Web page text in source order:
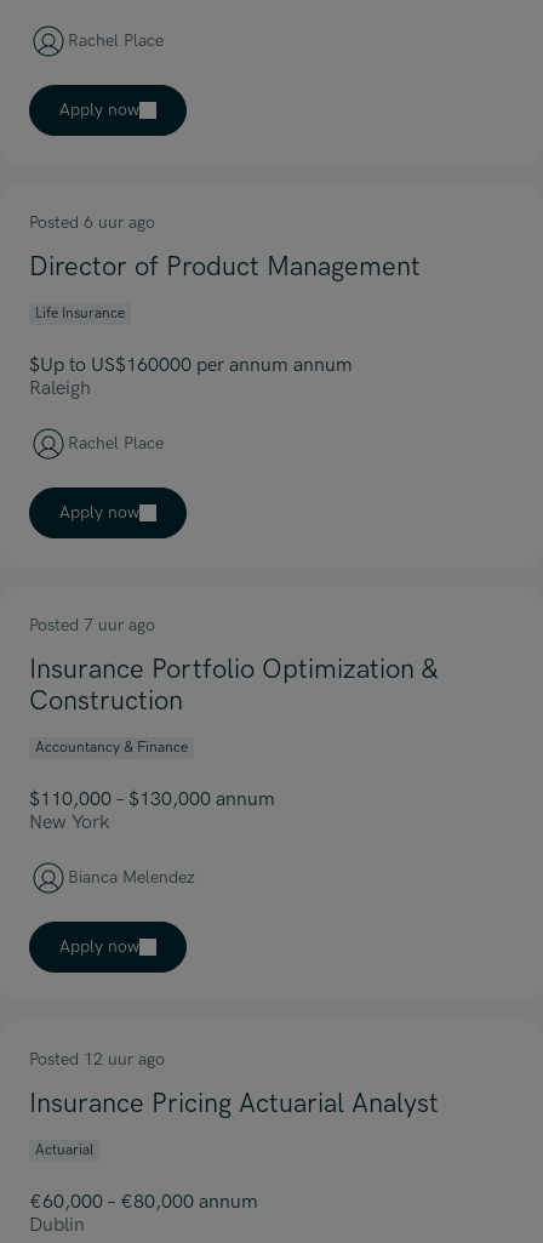
Rachel Place
Apply now
Posted 6 uur ago
Director of Product Management
Life Insurance
$Up to US$160000 per annum annum
Raleigh
Rachel Place
Apply now
Posted 7 uur ago
Insurance Portfolio Optimization &
Construction
Accountancy & Finance
$110,000 – $130,000 annum
New York
Bianca Melendez
Apply now
Posted 12 uur ago
Insurance Pricing Actuarial Analyst
Actuarial
€60,000 – €80,000 annum
Dublin